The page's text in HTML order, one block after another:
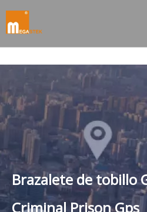
Brazalete de tobillo
Criminal Prison Gps